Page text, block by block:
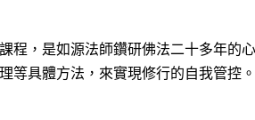
程，是如源法師鑽研佛法二十多年
等具體方法，來實現修行的自我管控。